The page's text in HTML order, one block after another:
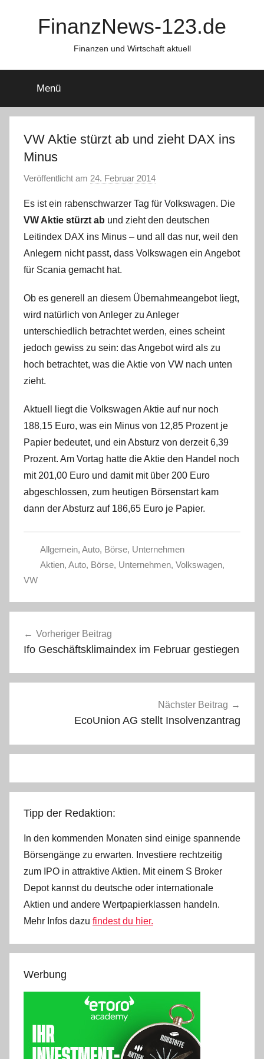
FinanzNews-123.de
Finanzen und Wirtschaft aktuell
Menü
VW Aktie stürzt ab und zieht DAX ins
Minus
Veröffentlicht am 24. Februar 2014
n
L
a
r
.
Es ist ein rabenschwarzer Tag für Volkswagen. Die
VW Aktie stürzt ab und zieht den deutschen
Leitindex DAX ins Minus – und all das nur, weil den
Anlegern nicht passt, dass Volkswagen ein Angebot
für Scania gemacht hat.
Ob es generell an diesem Übernahmeangebot liegt,
wird natürlich von Anleger zu Anleger
unterschiedlich betrachtet werden, eines scheint
jedoch gewiss zu sein: das Angebot wird als zu
hoch betrachtet, was die Aktie von VW nach unten
zieht.
Aktuell liegt die Volkswagen Aktie auf nur noch
188,15 Euro, was ein Minus von 12,85 Prozent je
Papier bedeutet, und ein Absturz von derzeit 6,39
Prozent. Am Vortag hatte die Aktie den Handel noch
mit 201,00 Euro und damit mit über 200 Euro
abgeschlossen, zum heutigen Börsenstart kam
dann der Absturz auf 186,65 Euro je Papier.
Allgemein, Auto, Börse, Unternehmen
Aktien, Auto, Börse, Unternehmen, Volkswagen,
VW
Vorheriger Beitrag
Ifo Geschäftsklimaindex im Februar gestiegen
Nächster Beitrag
EcoUnion AG stellt Insolvenzantrag
Tipp der Redaktion:
In den kommenden Monaten sind einige spannende
Börsengänge zu erwarten. Investiere rechtzeitig
zum IPO in attraktive Aktien. Mit einem S Broker
Depot kannst du deutsche oder internationale
Aktien und andere Wertpapierklassen handeln.
Mehr Infos dazu findest du hier.
Werbung